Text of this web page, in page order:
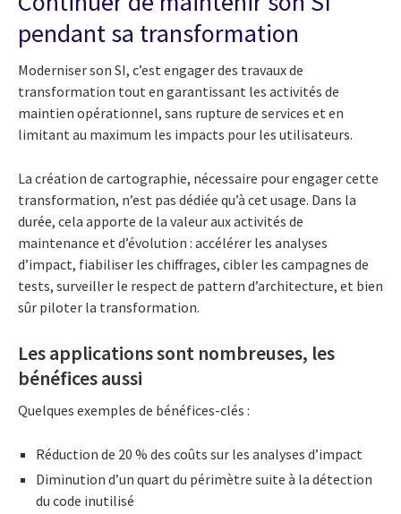
pendant sa transformation
Moderniser son SI, c’est engager des travaux de
transformation tout en garantissant les activités de
maintien opérationnel, sans rupture de services et en
limitant au maximum les impacts pour les utilisateurs.
La création de cartographie, nécessaire pour engager cette
transformation, n’est pas dédiée qu’à cet usage. Dans la
durée, cela apporte de la valeur aux activités de
maintenance et d’évolution : accélérer les analyses
d’impact, fiabiliser les chiffrages, cibler les campagnes de
tests, surveiller le respect de pattern d’architecture, et bien
sûr piloter la transformation.
Les applications sont nombreuses, les
bénéfices aussi
Quelques exemples de bénéfices-clés :
Réduction de 20 % des coûts sur les analyses d’impact
Diminution d’un quart du périmètre suite à la détection
du code inutilisé